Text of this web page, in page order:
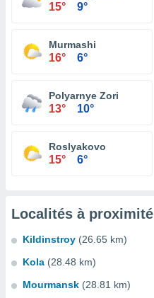
15° 9°
Murmashi
16° 6°
Polyarnye Zori
13° 10°
Roslyakovo
15° 6°
Localités à proximité
Kildinstroy (26.65 km)
Kola (28.48 km)
Mourmansk (28.81 km)